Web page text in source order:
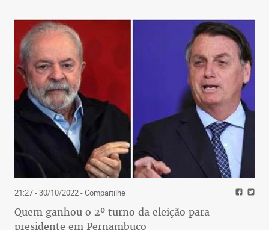
21:27 - 30/10/2022- Compartilhe
Quem ganhou o 2º turno da eleição para
presidente em Pernambuco